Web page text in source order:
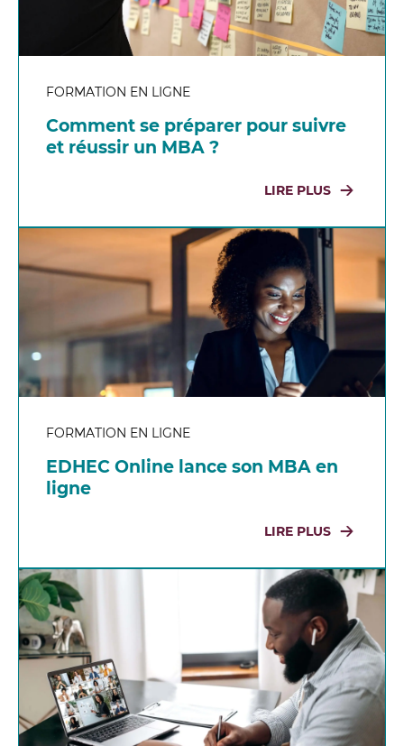
FORMATION EN LIGNE
Comment se préparer pour suivre
et réussir un MBA ?
LIRE PLUS
FORMATION EN LIGNE
EDHEC Online lance son MBA en
ligne
LIRE PLUS